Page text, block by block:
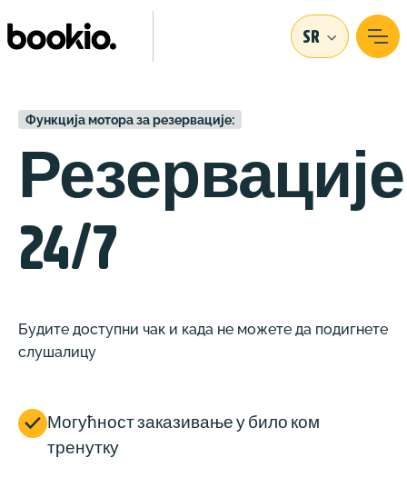
SR
Функција мотора за резервације:
Резервације
24/7
Будите доступни чак и када не можете да подигнете
слушалицу
 Могућност заказивање у било ком
тренутку